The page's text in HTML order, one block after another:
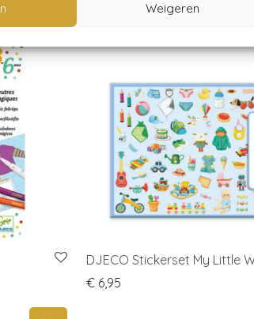
Weigeren
DJECO Stickerset My Little
€ 6,95